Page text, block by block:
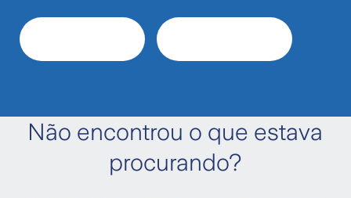
Não encontrou o que estava
procurando?